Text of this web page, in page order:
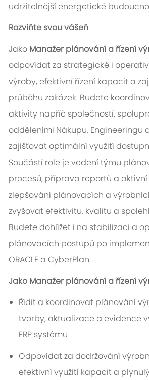
udržitelnější energetické
Rozviňte svou vášeň
Jako Manažer plánování a řízení
odpovídat za strategické i
výroby, efektivní řízení kapacit a
průběhu zakázek. Budete
aktivity napříč společností,
odděleními Nákupu, Engineeringu
zajišťovat optimální využití
Součástí role je vedení týmu
procesů, příprava reportů a
zlepšování plánovacích a
zvyšovat efektivitu, kvalitu a
Budete dohlížet i na stabilizaci a
plánovacích postupů po
ORACLE a CyberPlan.
Jako Manažer plánování a řízení
Řídit a koordinovat plánování
tvorby, aktualizace a evidence
ERP systému
Odpovídat za dodržování
efektivní využití kapacit a